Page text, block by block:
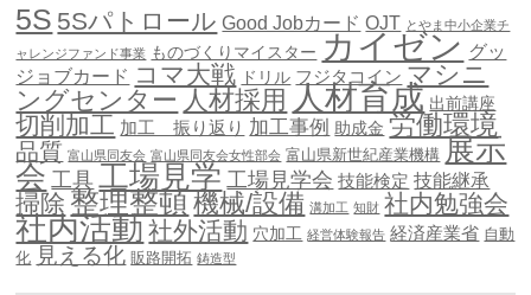
5S 5Sパトロール Good Jobカード OJT とやま中小企業チ
ャレンジファンド事業 ものづくりマイスター カイゼン グッ
ジョブカード コマ大戦 ドリル フジタコイン マシニ
ングセンター 人材採用 人材育成 出前講座
切削加工 加工 振り返り 加工事例 助成金 労働環境
品質 富山県同友会 富山県同友会女性部会 富山県新世紀産業機構 展示
会 工具 工場見学 工場見学会 技能検定 技能継承
掃除 整理整頓機械/設備 溝加工 知財 社内勉強会
社内活動社外活動 穴加工 経営体験報告 経済産業省 自動
化 見える化 販路開拓 鋳造型